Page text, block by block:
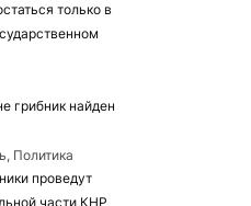
только в
грибник найден
Политика
проведут
части КНР